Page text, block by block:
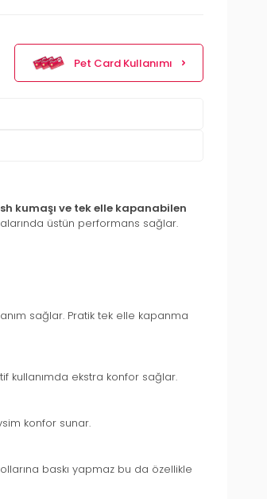
Pet Card Kullanımı
kumaşı ve tek elle kapanabilen
üstün performans sağlar.
sağlar. Pratik tek elle kapanma
kullanımda ekstra konfor sağlar.
konfor sunar.
baskı yapmaz bu da özellikle